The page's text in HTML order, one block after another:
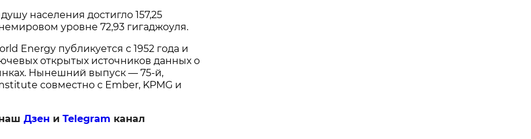
населения достигло 157,25
уровне 72,93 гигаджоуля.
Energy публикуется с 1952 года и
открытых источников данных о
Нынешний выпуск — 75-й,
совместно с Ember, KPMG и
Дзен и Telegram канал